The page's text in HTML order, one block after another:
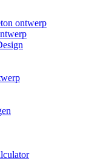
ontwerp